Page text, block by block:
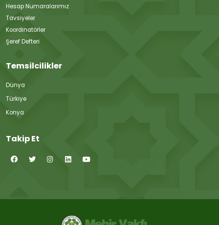
Hesap Numaralarımız
Tavsiyeler
Koordinatörler
Şeref Defteri
Temsilcilikler
Dünya
Türkiye
Konya
Takip Et